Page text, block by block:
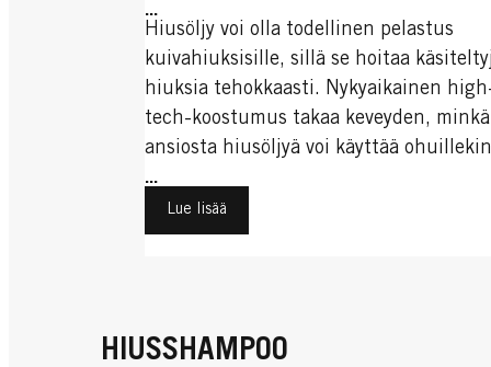
...
Hiusöljy voi olla todellinen pelastus
kuivahiuksisille, sillä se hoitaa
hiuksia tehokkaasti. Nykyaikainen
tech-koostumus takaa keveyden, minkä
ansiosta hiusöljyä voi käyttää ohuillekin
hiuksille. Tutki, miten hiusöljy voi toimia
sinulle ja miten se ehkäisee kuivuutta.
...
Lue lisää
HIUSSHAMPOO